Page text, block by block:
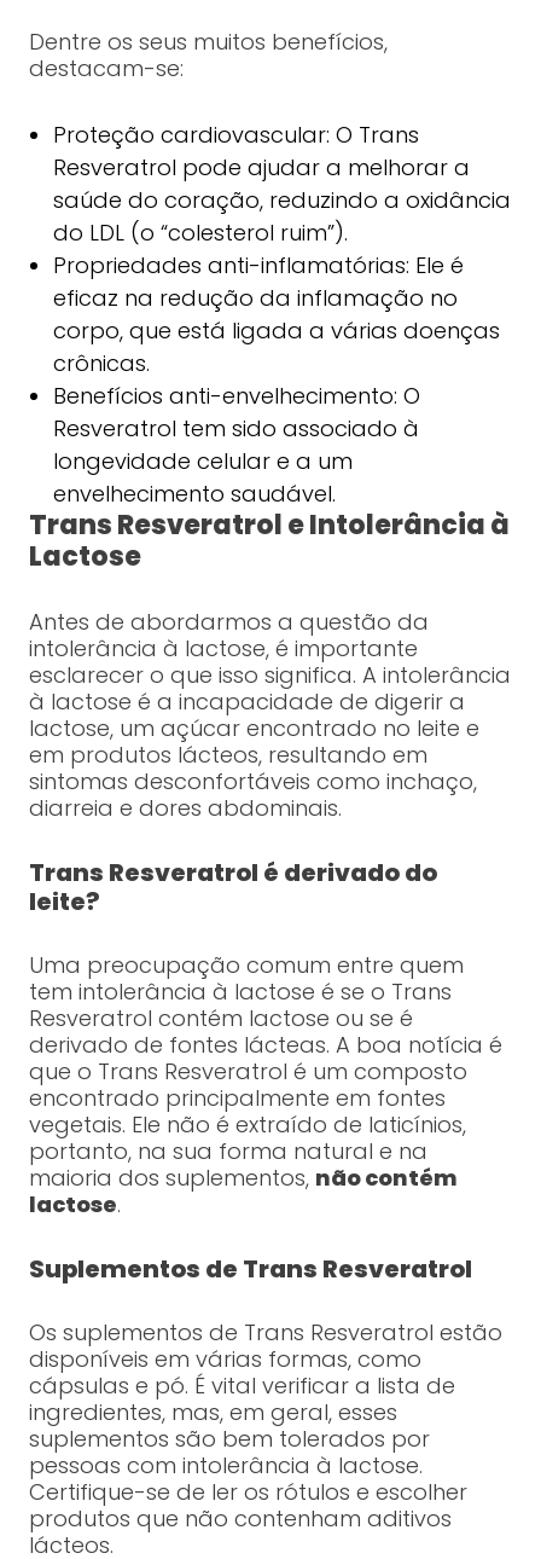
Dentre os seus muitos benefícios,
destacam-se:
Proteção cardiovascular: O Trans
Resveratrol pode ajudar a melhorar a
saúde do coração, reduzindo a oxidância
do LDL (o “colesterol ruim”).
Propriedades anti-inflamatórias: Ele é
eficaz na redução da inflamação no
corpo, que está ligada a várias doenças
crônicas.
Benefícios anti-envelhecimento: O
Resveratrol tem sido associado à
longevidade celular e a um
envelhecimento saudável.
Trans Resveratrol e Intolerância à
Lactose
Antes de abordarmos a questão da
intolerância à lactose, é importante
esclarecer o que isso significa. A intolerância
à lactose é a incapacidade de digerir a
lactose, um açúcar encontrado no leite e
em produtos lácteos, resultando em
sintomas desconfortáveis como inchaço,
diarreia e dores abdominais.
Trans Resveratrol é derivado do
leite?
Uma preocupação comum entre quem
tem intolerância à lactose é se o Trans
Resveratrol contém lactose ou se é
derivado de fontes lácteas. A boa notícia é
que o Trans Resveratrol é um composto
encontrado principalmente em fontes
vegetais. Ele não é extraído de laticínios,
portanto, na sua forma natural e na
maioria dos suplementos, não contém
lactose.
Suplementos de Trans Resveratrol
Os suplementos de Trans Resveratrol estão
disponíveis em várias formas, como
cápsulas e pó. É vital verificar a lista de
ingredientes, mas, em geral, esses
suplementos são bem tolerados por
pessoas com intolerância à lactose.
Certifique-se de ler os rótulos e escolher
produtos que não contenham aditivos
lácteos.